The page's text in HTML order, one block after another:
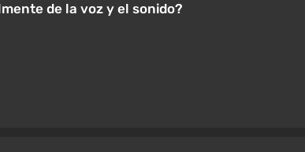
de la voz y el sonido?